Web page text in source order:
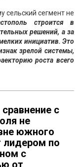
сельский сегмент не
строится в
решений, а за
инициатив. Это
зрелой системы,
роста всего
с
не
южного
лидером по
с
от